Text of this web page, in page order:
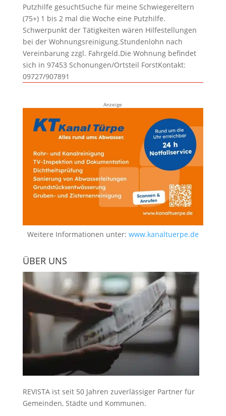
Putzhilfe gesuchtSuche für meine Schwiegereltern
(75+) 1 bis 2 mal die Woche eine Putzhilfe.
Schwerpunkt der Tätigkeiten wären Hilfestellungen
bei der Wohnungsreinigung.Stundenlohn nach
Vereinbarung zzgl. Fahrgeld.Die Wohnung befindet
sich in 97453 Schonungen/Ortsteil ForstKontakt:
09727/907891
Anzeige
Weitere Informationen unter: www.kanaltuerpe.de
ÜBER UNS
REVISTA ist seit 50 Jahren zuverlässiger Partner für
Gemeinden, Städte und Kommunen.